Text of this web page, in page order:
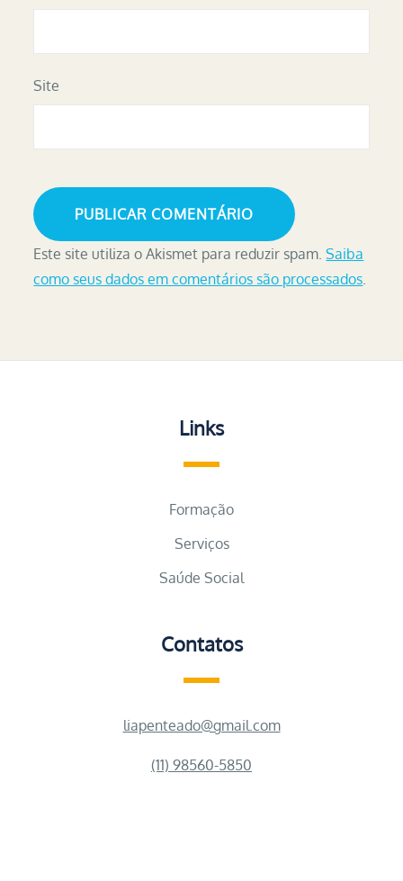
Site
Este site utiliza o Akismet para reduzir spam.Saiba
como seus dados em comentários são processados
Links
Formação
Serviços
Saúde Social
Contatos
liapenteado@gmail.com
(11) 98560-5850